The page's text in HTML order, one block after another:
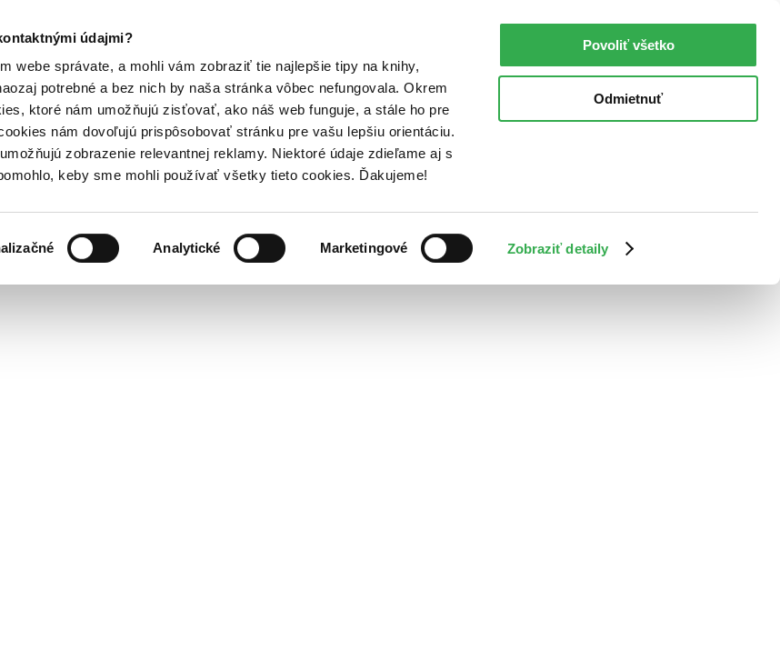
údajmi?
webe správate, a mohli vám zobraziť tie najlepšie tipy na knihy,
potrebné a bez nich by naša stránka vôbec nefungovala. Okrem
ktoré nám umožňujú zisťovať, ako náš web funguje, a stále ho pre
nám dovoľujú prispôsobovať stránku pre vašu lepšiu orientáciu.
zobrazenie relevantnej reklamy. Niektoré údaje zdieľame aj s
keby sme mohli používať všetky tieto cookies. Ďakujeme!
Analytické Marketingové Zobraziť detaily
Povoliť všetko
Odmietnuť